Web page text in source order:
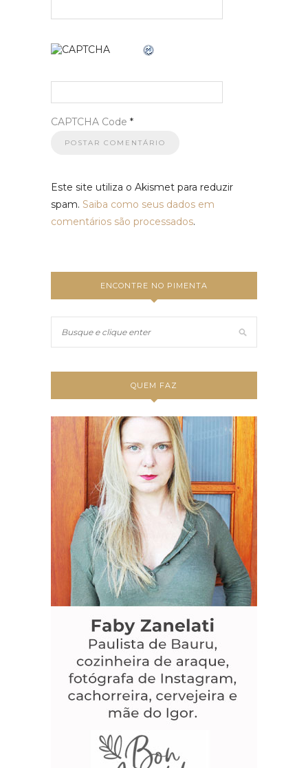
CAPTCHA Code *
Este site utiliza o Akismet para reduzir
spam. Saiba como seus dados em
comentários são processados.
ENCONTRE NO PIMENTA
QUEM FAZ